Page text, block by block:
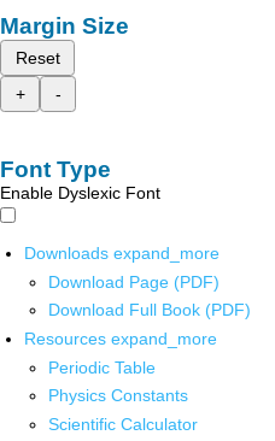
Margin Size
Reset
+
-
Font Type
Enable Dyslexic Font
Downloads expand_more
Download Page (PDF)
Download Full Book (PDF)
Resources expand_more
Periodic Table
Physics Constants
Scientific Calculator